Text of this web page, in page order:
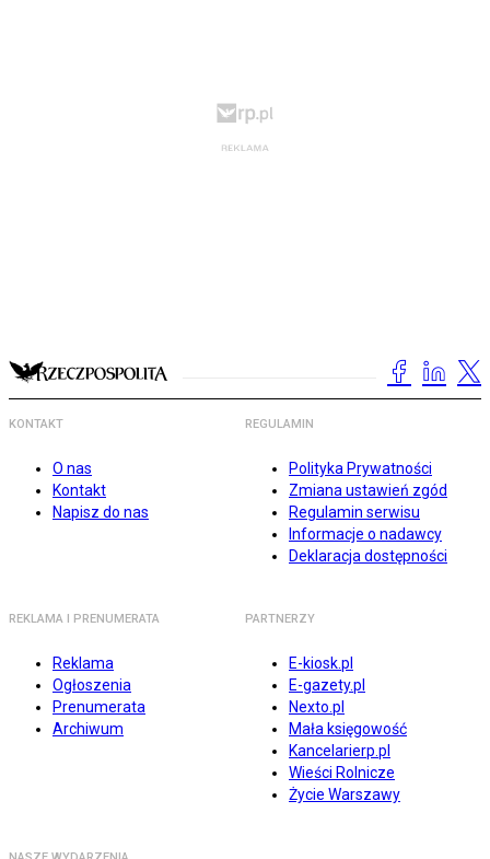
KONTAKT
O nas
Kontakt
Napisz do nas
REGULAMIN
Polityka Prywatności
Zmiana ustawień zgód
Regulamin serwisu
Informacje o nadawcy
Deklaracja dostępności
REKLAMA I PRENUMERATA
Reklama
Ogłoszenia
Prenumerata
Archiwum
PARTNERZY
E-kiosk.pl
E-gazety.pl
Nexto.pl
Mała księgowość
Kancelarierp.pl
Wieści Rolnicze
Życie Warszawy